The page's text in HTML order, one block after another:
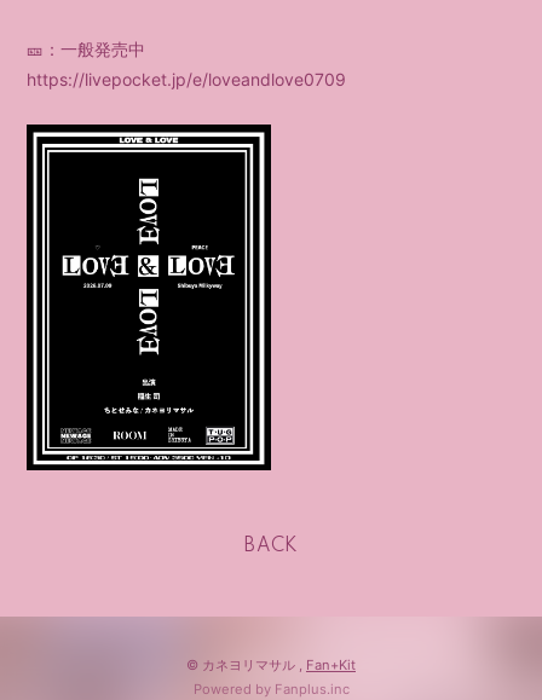
🎫：一般発売中
https://livepocket.jp/e/loveandlove0709
BACK
© カネヨリマサル , Fan+Kit
Powered by Fanplus.inc